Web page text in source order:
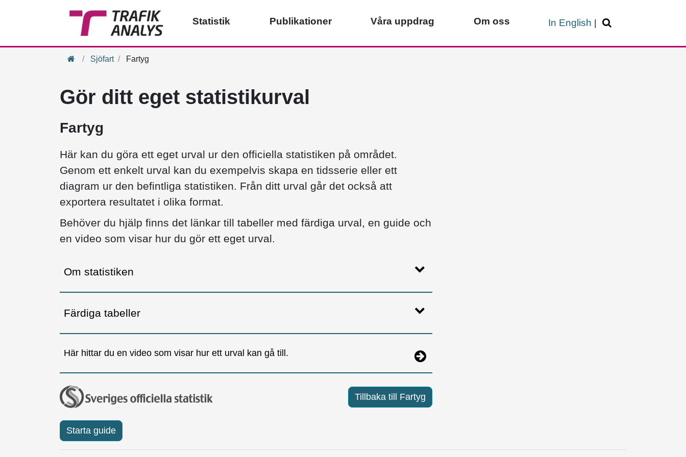
Statistik Publikationer Våra uppdrag Om oss In English
HemSjöfart Fartyg
Gör ditt eget statistikurval
Fartyg
Här kan du göra ett eget urval ur den officiella statistiken på området.
Genom ett enkelt urval kan du exempelvis skapa en tidsserie eller ett
diagram ur den befintliga statistiken. Från ditt urval går det också att
exportera resultatet i olika format.
Behöver du hjälp finns det länkar till tabeller med färdiga urval, en guide och
en video som visar hur du gör ett eget urval.
Om statistiken
Färdiga tabeller
Här hittar du en video som visar hur ett urval kan gå till.
Tillbaka till Fartyg
Starta guide